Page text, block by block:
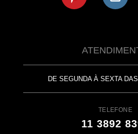
DE SEGUNDA À SEXTA
TELEFONE
11 3892